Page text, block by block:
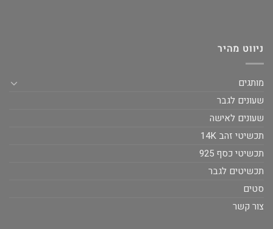
ניווט מהיר
מותגים
שעונים לגבר
שעונים לאישה
תכשיטי זהב 14K
תכשיטי כסף 925
תכשיטים לגבר
סטים
צור קשר